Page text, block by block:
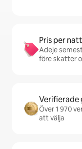
Pris per
Adeje
före skatter
Verifierade
Över 1 970
att välja